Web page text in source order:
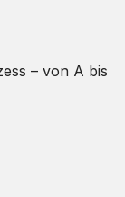
– von A bis